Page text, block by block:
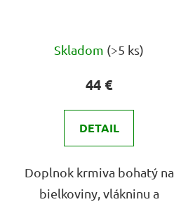
hodnotenie
produktu
4,2
z
5
hviezdičiek.
Skladom (>5 ks)
44 €
DETAIL
Doplnok krmiva bohatý na
bielkoviny, vlákninu a